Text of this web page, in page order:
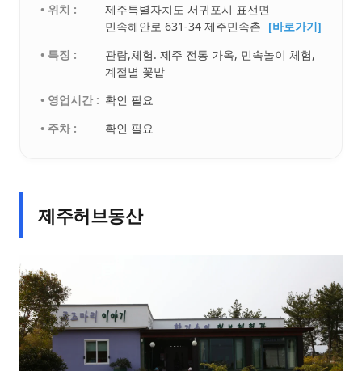
• 위치 :
제주특별자치도 서귀포시 표선면
민속해안로 631-34 제주민속촌 [바로가기]
• 특징 :
관람,체험. 제주 전통 가옥, 민속놀이 체험,
계절별 꽃밭
• 영업시간 : 확인 필요
• 주차 :
확인 필요
제주허브동산